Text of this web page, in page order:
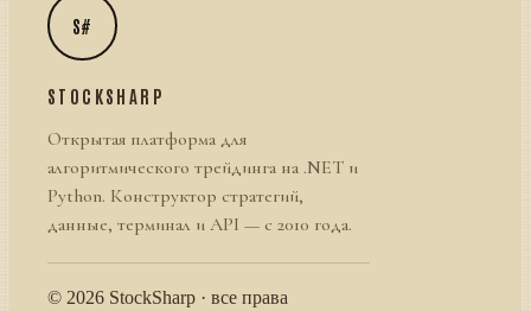
S#
STOCKSHARP
Открытая платформа для
алгоритмического трейдинга на .NET и
Python. Конструктор стратегий,
данные, терминал и API — с 2010 года.
© 2026 StockSharp · все права